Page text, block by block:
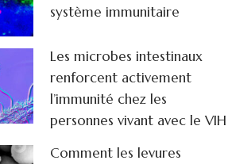
système immunitaire
Les microbes intestinaux
renforcent activement
l’immunité chez les
personnes vivant avec le VIH
Comment les levures